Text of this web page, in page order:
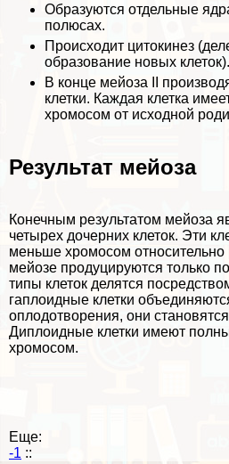
Образуются отдельные
полюсах.
Происходит цитокинез
образование новых клеток).
В конце мейоза II
клетки. Каждая клетка
хромосом от исходной
Результат мейоза
Конечным результатом мейоза
четырех дочерних клеток. Эти
меньше хромосом относительно
мейозе продуцируются только
типы клеток делятся
гаплоидные клетки
оплодотворения, они становятся
Диплоидные клетки имеют
хромосом.
Еще:
-1 ::